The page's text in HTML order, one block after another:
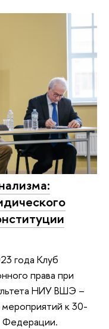
года Клуб
права при
НИУ ВШЭ –
к 30-
Федерации.